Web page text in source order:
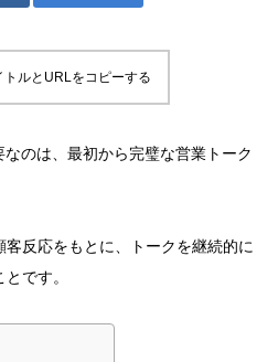
トルとURLをコピーする
のは、最初から完璧な営業トーク
反応をもとに、トークを継続的に
です。